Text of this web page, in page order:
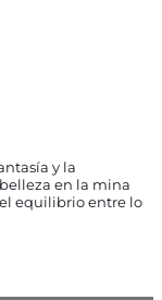
y la
en la mina
equilibrio entre lo